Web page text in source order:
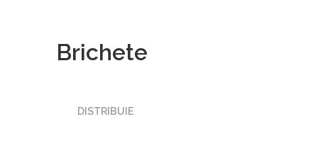
Brichete
DISTRIBUIE